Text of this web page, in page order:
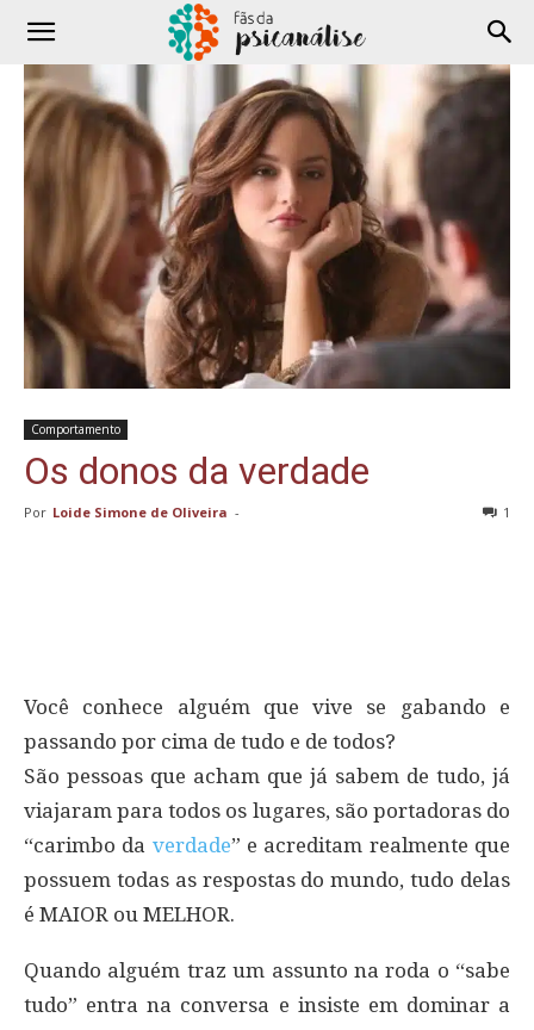
Comportamento
Os donos da verdade
Por Loide Simone de Oliveira - 1
Você conhece alguém que vive se gabando e
passando por cima de tudo e de todos?
São pessoas que acham que já sabem de tudo, já
viajaram para todos os lugares, são portadoras do
“carimbo da verdade” e acreditam realmente que
possuem todas as respostas do mundo, tudo delas
é MAIOR ou MELHOR.
Quando alguém traz um assunto na roda o “sabe
tudo” entra na conversa e insiste em dominar a